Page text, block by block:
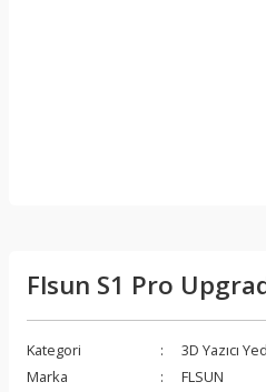
Flsun S1 Pro
Kategori
3D Yazıcı
Marka
FLSUN